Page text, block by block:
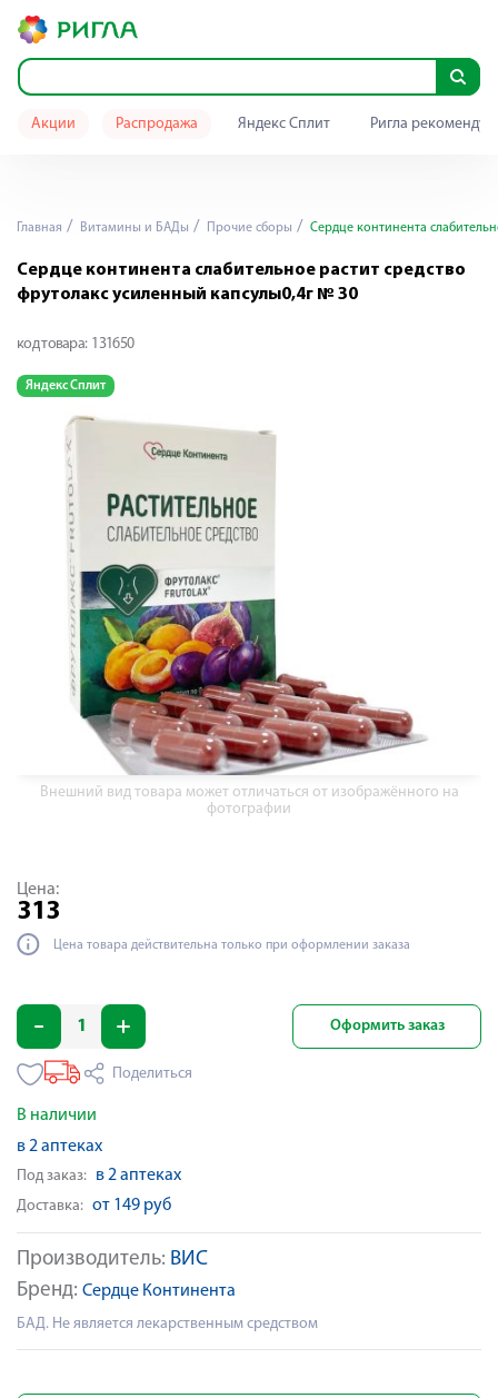
Акции Распродажа Яндекс Сплит Ригла
Главная Витамины и БАДы Прочие сборы Сердце континента
Сердце континента слабительное растит средство
фрутолакс усиленный капсулы0,4г № 30
код товара: 131650
Яндекс Сплит
Внешний вид товара может отличаться от изображённого на
фотографии
Производитель: ВИС
Бренд: Сердце Континента
БАД. Не является лекарственным средством
Цена:
313
Цена товара действительна только при оформлении заказа
Оформить заказ
Поделиться
В наличии
в 2 аптеках
Под заказ: в 2 аптеках
Доставка: от 149 руб